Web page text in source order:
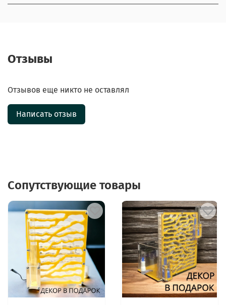
Отзывы
Отзывов еще никто не оставлял
Написать отзыв
Сопутствующие товары